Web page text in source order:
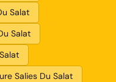
Salat
Salat
Salies Du Salat